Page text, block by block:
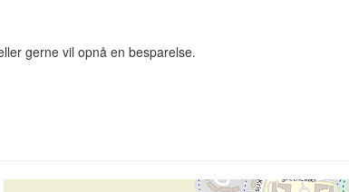
gerne vil opnå en besparelse.